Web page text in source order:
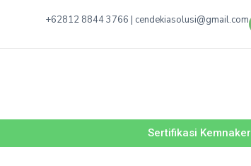
+62812 8844 3766 | cendekiasolusi@gmail.com
Sertifikasi Kemnaker